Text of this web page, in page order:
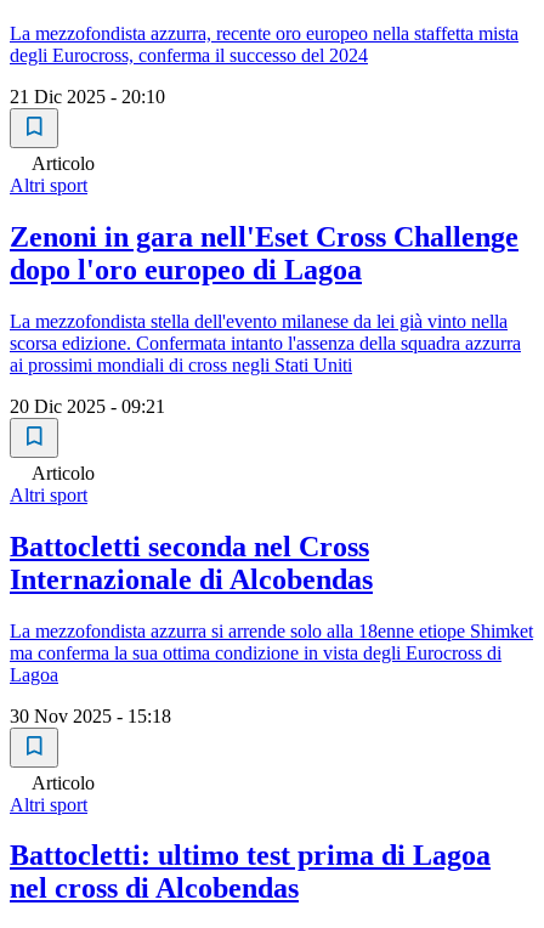
La mezzofondista azzurra, recente oro europeo nella staffetta mista
degli Eurocross, conferma il successo del 2024
21 Dic 2025 - 20:10
Articolo
Altri sport
Zenoni in gara nell'Eset Cross Challenge
dopo l'oro europeo di Lagoa
La mezzofondista stella dell'evento milanese da lei già vinto nella
scorsa edizione. Confermata intanto l'assenza della squadra azzurra
ai prossimi mondiali di cross negli Stati Uniti
20 Dic 2025 - 09:21
Articolo
Altri sport
Battocletti seconda nel Cross
Internazionale di Alcobendas
La mezzofondista azzurra si arrende solo alla 18enne etiope Shimket
ma conferma la sua ottima condizione in vista degli Eurocross di
Lagoa
30 Nov 2025 - 15:18
Articolo
Altri sport
Battocletti: ultimo test prima di Lagoa
nel cross di Alcobendas